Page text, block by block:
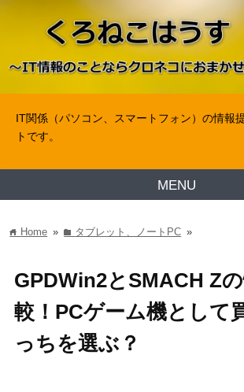
IT関係（パソコン、スマートフォン）の情報
トです。
MENU
home Home » folder タブレット、ノートPC »
GPDWin2とSMACH Z
較！PCゲーム機として
っちを選ぶ？